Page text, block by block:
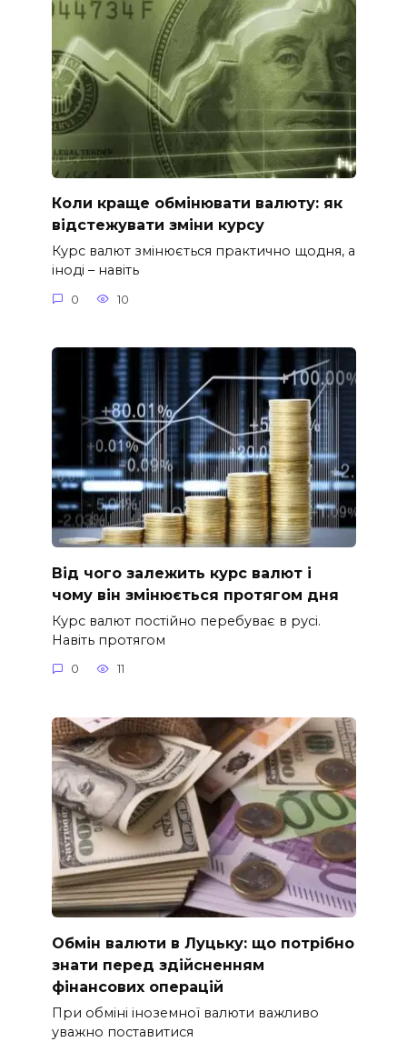
Коли краще обмінювати валюту: як
відстежувати зміни курсу
Курс валют змінюється практично щодня, а
іноді – навіть
0 10
Від чого залежить курс валют і
чому він змінюється протягом дня
Курс валют постійно перебуває в русі.
Навіть протягом
0 11
Обмін валюти в Луцьку: що потрібно
знати перед здійсненням
фінансових операцій
При обміні іноземної валюти важливо
уважно поставитися